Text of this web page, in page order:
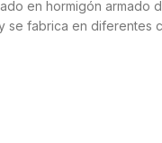
en hormigón armado
fabrica en